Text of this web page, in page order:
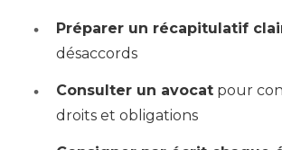
Préparer un récapitulatif
désaccords
Consulter un avocat pour
droits et obligations